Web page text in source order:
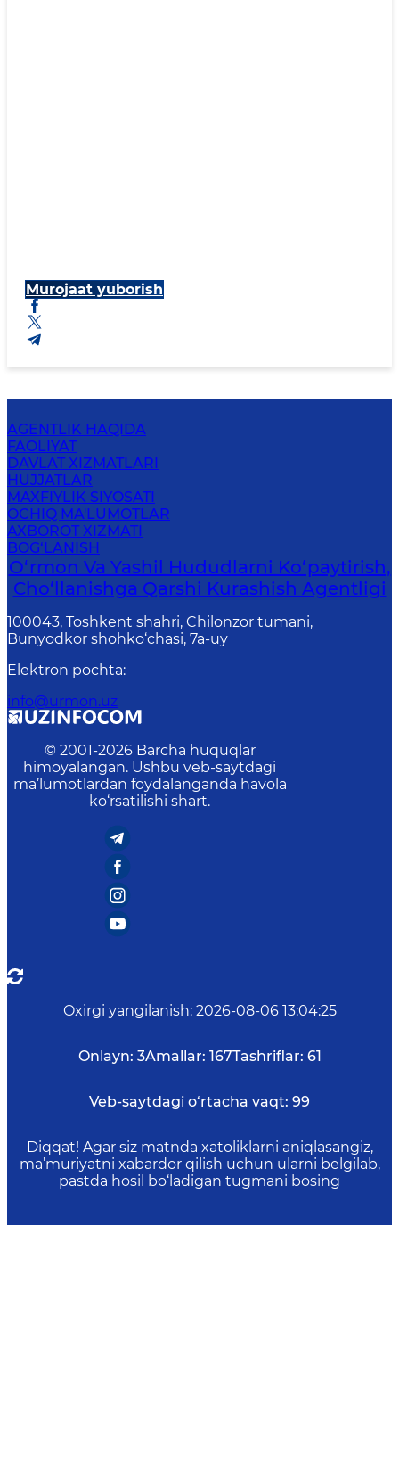
Murojaat yuborish
AGENTLIK HAQIDA
FAOLIYAT
DAVLAT XIZMATLARI
HUJJATLAR
MAXFIYLIK SIYOSATI
OCHIQ MA'LUMOTLAR
AXBOROT XIZMATI
BOG‘LANISH
O‘rmon Va Yashil Hududlarni Ko‘paytirish,
Cho‘llanishga Qarshi Kurashish Agentligi
100043, Toshkent shahri, Chilonzor tumani,
Bunyodkor shohko‘chasi, 7a-uy
Elektron pochta:
info@urmon.uz
© 2001-2026 Barcha huquqlar
himoyalangan. Ushbu veb-saytdagi
ma’lumotlardan foydalanganda havola
ko‘rsatilishi shart.
Oxirgi yangilanish: 2026-08-06 13:04:25
Onlayn: 3Amallar: 167Tashriflar: 61
Veb-saytdagi o‘rtacha vaqt: 99
Diqqat! Agar siz matnda xatoliklarni aniqlasangiz,
ma’muriyatni xabardor qilish uchun ularni belgilab,
pastda hosil bo‘ladigan tugmani bosing